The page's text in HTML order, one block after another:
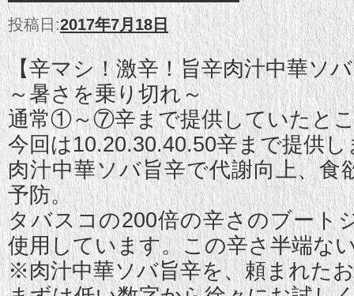
投稿日:2017年7月18日
【辛マシ！激辛！旨辛肉汁中華ソ
～暑さを乗り切れ～
通常①～⑦辛まで提供していたと
今回は10.20.30.40.50辛まで提供し
肉汁中華ソバ旨辛で代謝向上、食
予防。
タバスコの200倍の辛さのブート
使用しています。この辛さ半端な
※肉汁中華ソバ旨辛を、頼まれた